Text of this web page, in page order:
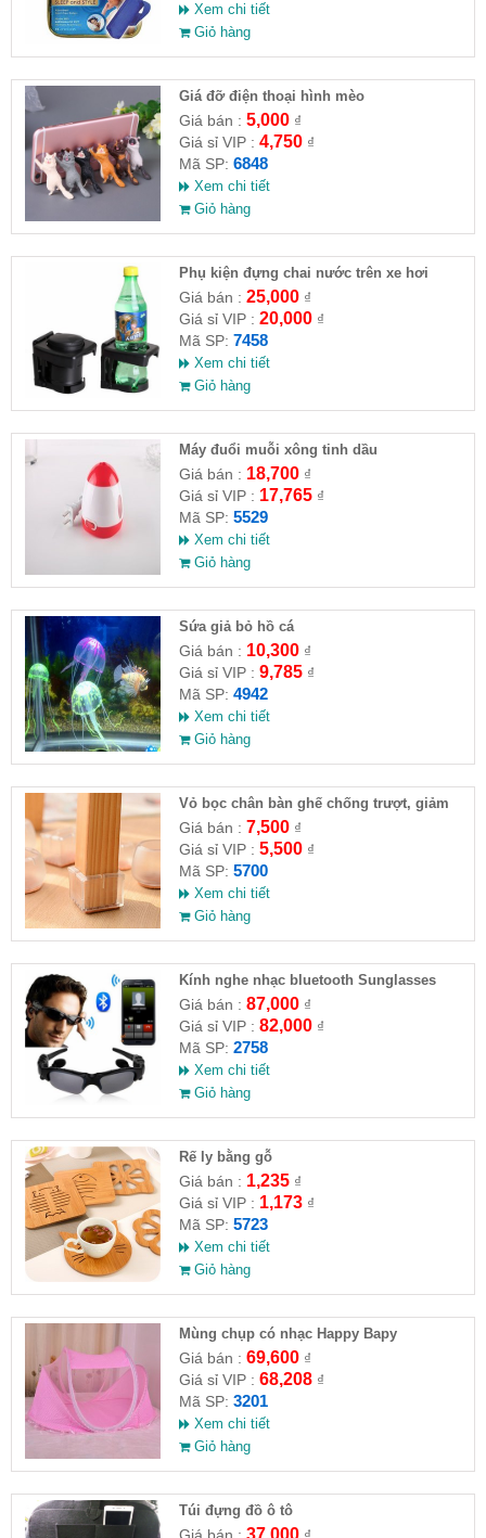
Xem chi tiết
Giỏ hàng
Giá đỡ điện thoại hình mèo
Giá bán : 5,000₫
Giá sỉ VIP : 4,750₫
Mã SP: 6848
Xem chi tiết
Giỏ hàng
Phụ kiện đựng chai nước trên xe hơi
Giá bán : 25,000₫
Giá sỉ VIP : 20,000₫
Mã SP: 7458
Xem chi tiết
Giỏ hàng
Máy đuổi muỗi xông tinh dầu
Giá bán : 18,700₫
Giá sỉ VIP : 17,765₫
Mã SP: 5529
Xem chi tiết
Giỏ hàng
Sứa giả bỏ hồ cá
Giá bán : 10,300₫
Giá sỉ VIP : 9,785₫
Mã SP: 4942
Xem chi tiết
Giỏ hàng
Vỏ bọc chân bàn ghế chống trượt, giảm
ồn
Giá bán : 7,500₫
Giá sỉ VIP : 5,500₫
Mã SP: 5700
Xem chi tiết
Giỏ hàng
Kính nghe nhạc bluetooth Sunglasses
Giá bán : 87,000₫
Giá sỉ VIP : 82,000₫
Mã SP: 2758
Xem chi tiết
Giỏ hàng
Rế ly bằng gỗ
Giá bán : 1,235₫
Giá sỉ VIP : 1,173₫
Mã SP: 5723
Xem chi tiết
Giỏ hàng
Mùng chụp có nhạc Happy Bapy
Giá bán : 69,600₫
Giá sỉ VIP : 68,208₫
Mã SP: 3201
Xem chi tiết
Giỏ hàng
Túi đựng đồ ô tô
37,000